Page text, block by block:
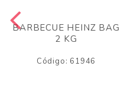
BARBECUE HEINZ BAG
2 KG
Código: 61946